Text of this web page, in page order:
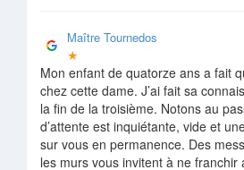
Maître Tournedos
★
Mon enfant de quatorze ans a fait
chez cette dame. J’ai fait sa
la fin de la troisième. Notons au
d’attente est inquiétante, vide et
sur vous en permanence. Des
les murs vous invitent à ne franchir